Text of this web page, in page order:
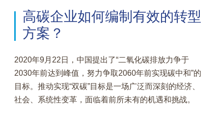
高碳企业如何编制有效的转型
方案？
2020年9月22日，中国提出了“二氧化碳排放力争于
2030年前达到峰值，努力争取2060年前实现碳中和”的
目标。推动实现“双碳”目标是一场广泛而深刻的经济、
社会、系统性变革，面临着前所未有的机遇和挑战。